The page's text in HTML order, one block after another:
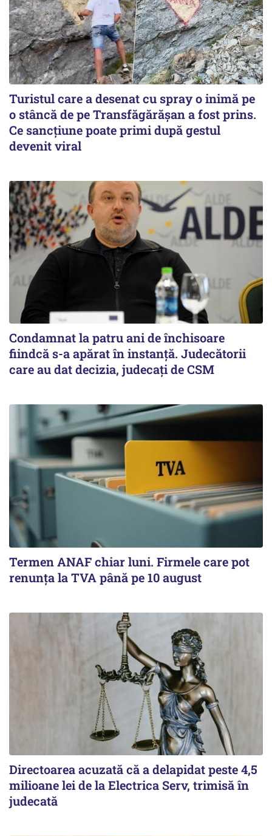
Turistul care a desenat cu spray o inimă pe
o stâncă de pe Transfăgărășan a fost prins.
Ce sancțiune poate primi după gestul
devenit viral
Condamnat la patru ani de închisoare
fiindcă s-a apărat în instanță. Judecătorii
care au dat decizia, judecați de CSM
Termen ANAF chiar luni. Firmele care pot
renunța la TVA până pe 10 august
Directoarea acuzată că a delapidat peste 4,5
milioane lei de la Electrica Serv, trimisă în
judecată